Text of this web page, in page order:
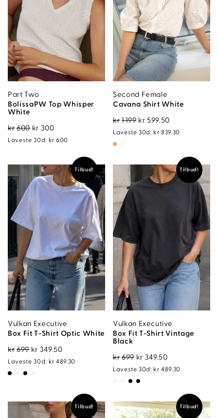
Part Two
BolissaPW Top Whisper
White
kr600 Opprinnelig
pris
kr600.
kr 300Nåværende
pris
kr300.
Laveste 30d: kr 600
Second Female
Cavana Shirt White
kr1 199 Opprinnelig
pris
199.
kr 599.50
pris
kr599.50.
Laveste 30d: kr 839.30
Tilbud!
Vulkan Executive
Box Fit T-Shirt Optic White
kr699 Opprinnelig
pris
kr 349.50Nåværende
pris
Laveste 30d: kr 489.30
Tilbud!
Vulkan Executive
Box Fit T-Shirt Vintage
Black
kr699 Opprinnelig
pris
var:
kr 349.50Nåværende
pris
kr349.50.
Laveste 30d: kr 489.30
Tilbud! Tilbud!